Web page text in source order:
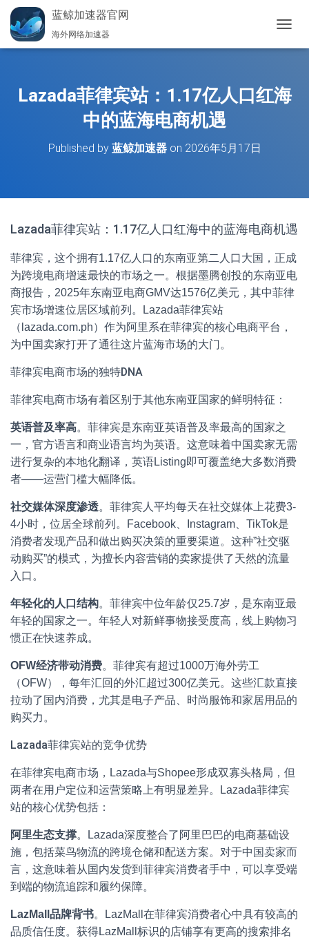
蓝鲸加速器官网
海外网络加速器
换
Lazada菲律宾站：1.17亿人口红海
中的蓝海电商机遇
Published by 蓝鲸加速器on 2026年5月17日
Lazada菲律宾站：1.17亿人口红海中的蓝海电商机遇
菲律宾，这个拥有1.17亿人口的东南亚第二人口大国，正成
为跨境电商增速最快的市场之一。根据墨腾创投的东南亚电
商报告，2025年东南亚电商GMV达1576亿美元，其中菲律
宾市场增速位居区域前列。Lazada菲律宾站
（lazada.com.ph）作为阿里系在菲律宾的核心电商平台，
为中国卖家打开了通往这片蓝海市场的大门。
菲律宾电商市场的独特DNA
菲律宾电商市场有着区别于其他东南亚国家的鲜明特征：
英语普及率高。菲律宾是东南亚英语普及率最高的国家之
一，官方语言和商业语言均为英语。这意味着中国卖家无需
进行复杂的本地化翻译，英语Listing即可覆盖绝大多数消费
者——运营门槛大幅降低。
社交媒体深度渗透。菲律宾人平均每天在社交媒体上花费3-
4小时，位居全球前列。Facebook、Instagram、TikTok是
消费者发现产品和做出购买决策的重要渠道。这种”社交驱
动购买”的模式，为擅长内容营销的卖家提供了天然的流量
入口。
年轻化的人口结构。菲律宾中位年龄仅25.7岁，是东南亚最
年轻的国家之一。年轻人对新鲜事物接受度高，线上购物习
惯正在快速养成。
OFW经济带动消费。菲律宾有超过1000万海外劳工
（OFW），每年汇回的外汇超过300亿美元。这些汇款直接
拉动了国内消费，尤其是电子产品、时尚服饰和家居用品的
购买力。
Lazada菲律宾站的竞争优势
在菲律宾电商市场，Lazada与Shopee形成双寡头格局，但
两者在用户定位和运营策略上有明显差异。Lazada菲律宾
站的核心优势包括：
阿里生态支撑。Lazada深度整合了阿里巴巴的电商基础设
施，包括菜鸟物流的跨境仓储和配送方案。对于中国卖家而
言，这意味着从国内发货到菲律宾消费者手中，可以享受端
到端的物流追踪和履约保障。
LazMall品牌背书。LazMall在菲律宾消费者心中具有较高的
品质信任度。获得LazMall标识的店铺享有更高的搜索排名